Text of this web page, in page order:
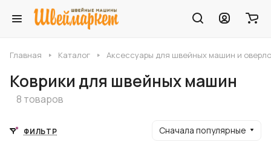
Главная Каталог Аксессуары для швейных машин и
Коврики для швейных машин
8 товаров
ФИЛЬТР Сначала популярные